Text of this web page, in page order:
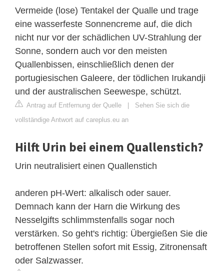
Vermeide (lose) Tentakel der Qualle und trage
eine wasserfeste Sonnencreme auf, die dich
nicht nur vor der schädlichen UV-Strahlung der
Sonne, sondern auch vor den meisten
Quallenbissen, einschließlich denen der
portugiesischen Galeere, der tödlichen Irukandji
und der australischen Seewespe, schützt.
Antrag auf Entfernung der Quelle | Sehen Sie sich die
vollständige Antwort auf careplus.eu an
Hilft Urin bei einem Quallenstich?
Urin neutralisiert einen Quallenstich
anderen pH-Wert: alkalisch oder sauer.
Demnach kann der Harn die Wirkung des
Nesselgifts schlimmstenfalls sogar noch
verstärken. So geht's richtig: Übergießen Sie die
betroffenen Stellen sofort mit Essig, Zitronensaft
oder Salzwasser.